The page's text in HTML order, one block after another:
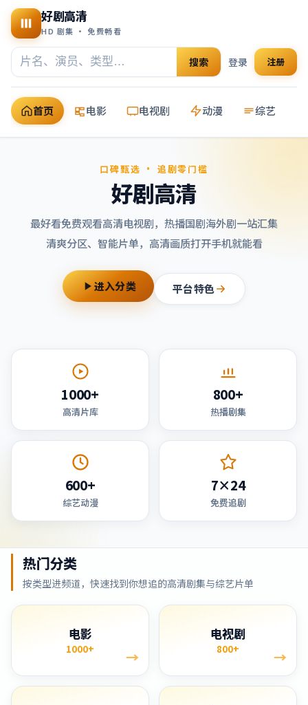
好剧高清
HD 剧集 · 免费畅看
搜索 登录 注册
首页 电影 电视剧 动漫 综艺
口碑甄选 · 追剧零门槛
好剧高清
最好看免费观看高清电视剧，热播国剧海外剧一站汇集
清爽分区、智能片单，高清画质打开手机就能看
进入分类 平台特色
1000+
高清片库
800+
热播剧集
600+
综艺动漫
7×24
免费追剧
热门分类
按类型进频道，快速找到你想追的高清剧集与综艺片单
电影
1000+ →
电视剧
800+ →